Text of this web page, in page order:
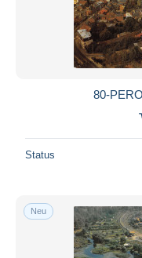
80-
Status
Neu